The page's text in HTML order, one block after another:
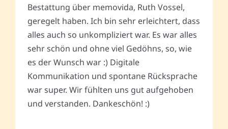
Bestattung über memovida, Ruth Vossel,
geregelt haben. Ich bin sehr erleichtert, dass
alles auch so unkompliziert war. Es war alles
sehr schön und ohne viel Gedöhns, so, wie
es der Wunsch war :) Digitale
Kommunikation und spontane Rücksprache
war super. Wir fühlten uns gut aufgehoben
und verstanden. Dankeschön! :)